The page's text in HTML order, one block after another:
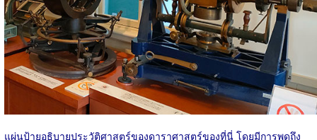
แผ่นป้ายอธิบายประวัติศาสตร์ของดาราศาสตร์ของที่นี่ โดยมีการพูดถึง